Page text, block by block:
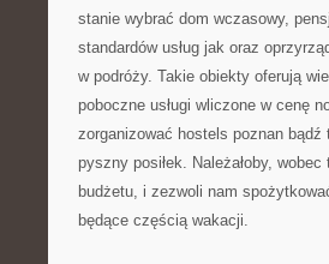
stanie wybrać dom wczasowy,
standardów usług jak oraz
w podróży. Takie obiekty oferują
poboczne usługi wliczone w cenę
zorganizować hostels poznan
pyszny posiłek. Należałoby,
budżetu, i zezwoli nam
będące częścią wakacji.